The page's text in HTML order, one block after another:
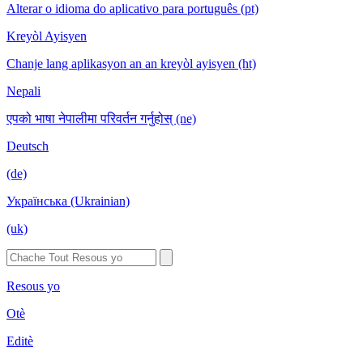
Alterar o idioma do aplicativo para português (pt)
Kreyòl Ayisyen
Chanje lang aplikasyon an an kreyòl ayisyen (ht)
Nepali
एपको भाषा नेपालीमा परिवर्तन गर्नुहोस् (ne)
Deutsch
(de)
Українська (Ukrainian)
(uk)
Resous yo
Otè
Editè